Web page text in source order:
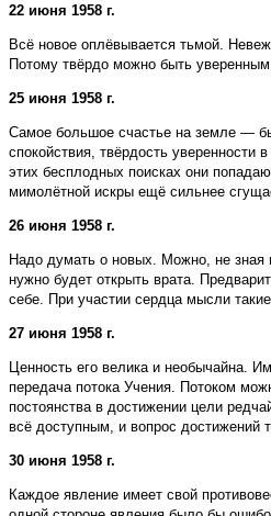
22 июня 1958 г.
Всё новое оплёвывается тьмой.
Потому твёрдо можно быть
25 июня 1958 г.
Самое большое счастье на земле —
спокойствия, твёрдость
этих бесплодных поисках они
мимолётной искры ещё сильнее
26 июня 1958 г.
Надо думать о новых. Можно, не зная
нужно будет открыть врата.
себе. При участии сердца мысли
27 июня 1958 г.
Ценность его велика и необычайна.
передача потока Учения. Потоком
постоянства в достижении цели
всё доступным, и вопрос достижений
30 июня 1958 г.
Каждое явление имеет свой